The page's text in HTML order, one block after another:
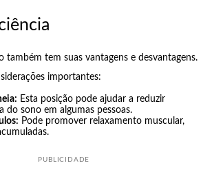
também tem suas vantagens e desvantagens.
importantes:
Esta posição pode ajudar a reduzir
do sono em algumas pessoas.
Pode promover relaxamento muscular,
PUBLICIDADE